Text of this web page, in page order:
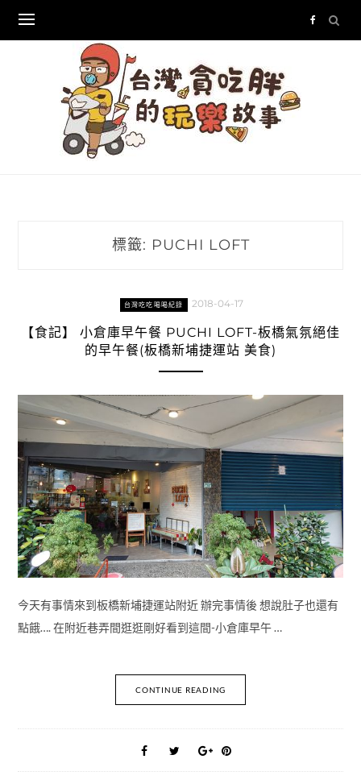
content
標籤: PUCHI LOFT
台灣吃吃喝喝紀錄 2018-04-17
【食記】 小倉庫早午餐 PUCHI LOFT-板橋氣氛絕佳
的早午餐(板橋新埔捷運站 美食)
今天有事情來到板橋新埔捷運站附近 辦完事情後 想說肚子也還有
點餓…. 在附近巷弄間逛逛剛好看到這間-小倉庫早午 …
CONTINUE READING